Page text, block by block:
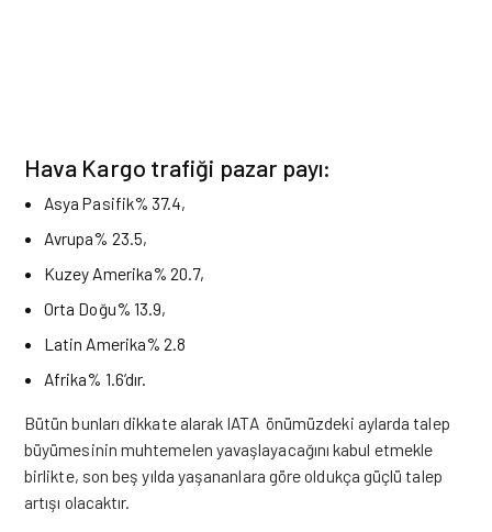
Hava Kargo trafiği pazar payı:
Asya Pasifik% 37.4,
Avrupa% 23.5,
Kuzey Amerika% 20.7,
Orta Doğu% 13.9,
Latin Amerika% 2.8
Afrika% 1.6’dır.
Bütün bunları dikkate alarak IATA önümüzdeki aylarda talep
büyümesinin muhtemelen yavaşlayacağını kabul etmekle
birlikte, son beş yılda yaşananlara göre oldukça güçlü talep
artışı olacaktır.